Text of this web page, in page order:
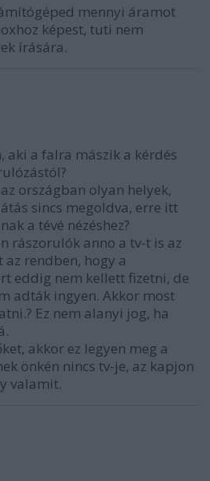
mennyi áramot
képest, tuti nem
írására.
aki a falra mászik a kérdés
országban olyan helyek,
sincs megoldva, erre itt
a tévé nézéshez?
rászorulók anno a tv-t is az
rendben, hogy a
eddig nem kellett fizetni, de
adták ingyen. Akkor most
Ez nem alanyi jog, ha
akkor ez legyen meg a
önkén nincs tv-je, az kapjon
valamit.